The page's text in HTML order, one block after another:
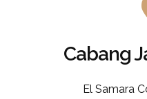
Cabang
El Samara